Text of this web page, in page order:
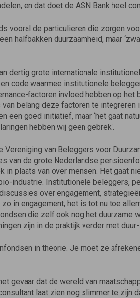
en dat doet de ASN Bank heel
vooral de particulieren die zorgen
halfbakken duurzaamheid, maar
dertig grote internationale
code waarmee institutionele
factoren invloed hebben op het
belang deze factoren te
een goed initiatief, maar ‘het gaat
hebben wij geen gebrek’.
Vereniging van Beleggers voor
van de grote Nederlandse
in plaats van over mensen. Het gaat
industrie. Institutionele beleggers,
over engagement,
in engagement, het is tot nu toe
die zelf ook nog het duurzame
zijn in de praktijk verder met duur-
in theorie. Je moet ze
gevaar dat de wereld van
laat zien nog slimmer te zijn